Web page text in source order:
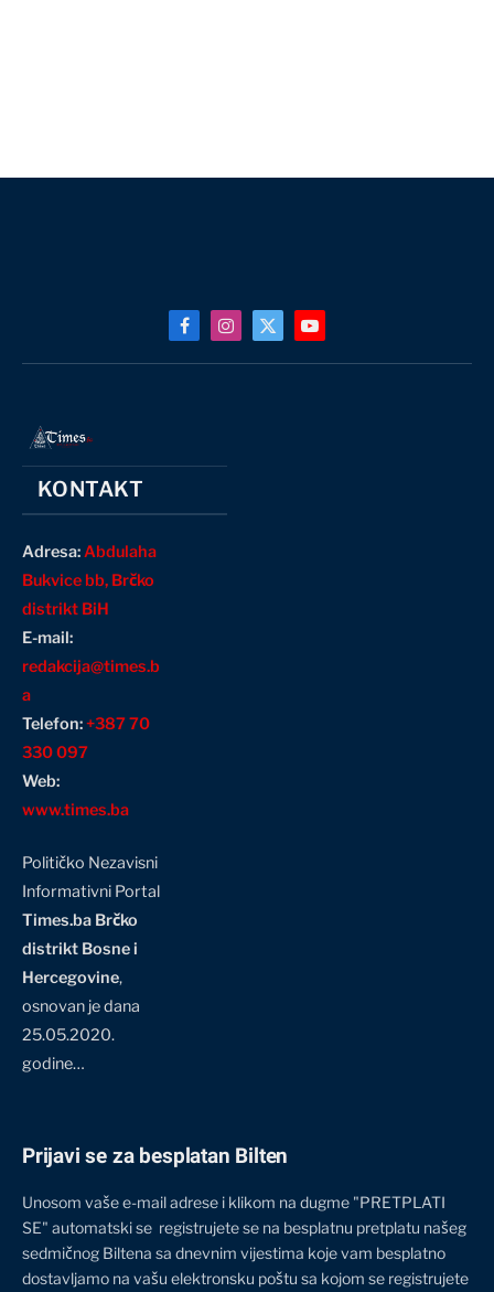
FacebookInstagram
X
(Twitter)
YouTube
KONTAKT
Adresa:Abdulaha
Bukvice bb, Brčko
distrikt BiH
E-mail:
redakcija@times.b
a
Telefon:+387 70
330 097
Web:
www.times.ba
Političko Nezavisni
Informativni Portal
Times.ba Brčko
distrikt Bosne i
Hercegovine,
osnovan je dana
25.05.2020.
godine…
Prijavi se za besplatan Bilten
Unosom vaše e-mail adrese i klikom na dugme "PRETPLATI
SE" automatski se registrujete se na besplatnu pretplatu našeg
sedmičnog Biltena sa dnevnim vijestima koje vam besplatno
dostavljamo na vašu elektronsku poštu sa kojom se registrujete